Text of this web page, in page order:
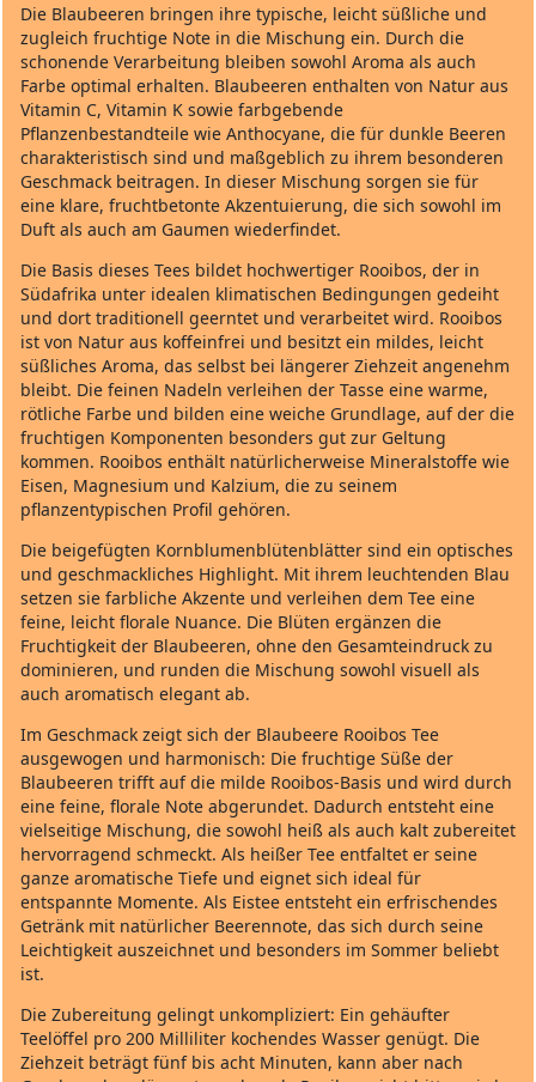
Die Blaubeeren bringen ihre typische, leicht süßliche und
zugleich fruchtige Note in die Mischung ein. Durch die
schonende Verarbeitung bleiben sowohl Aroma als auch
Farbe optimal erhalten. Blaubeeren enthalten von Natur aus
Vitamin C, Vitamin K sowie farbgebende
Pflanzenbestandteile wie Anthocyane, die für dunkle Beeren
charakteristisch sind und maßgeblich zu ihrem besonderen
Geschmack beitragen. In dieser Mischung sorgen sie für
eine klare, fruchtbetonte Akzentuierung, die sich sowohl im
Duft als auch am Gaumen wiederfindet.
Die Basis dieses Tees bildet hochwertiger Rooibos, der in
Südafrika unter idealen klimatischen Bedingungen gedeiht
und dort traditionell geerntet und verarbeitet wird. Rooibos
ist von Natur aus koffeinfrei und besitzt ein mildes, leicht
süßliches Aroma, das selbst bei längerer Ziehzeit angenehm
bleibt. Die feinen Nadeln verleihen der Tasse eine warme,
rötliche Farbe und bilden eine weiche Grundlage, auf der die
fruchtigen Komponenten besonders gut zur Geltung
kommen. Rooibos enthält natürlicherweise Mineralstoffe wie
Eisen, Magnesium und Kalzium, die zu seinem
pflanzentypischen Profil gehören.
Die beigefügten Kornblumenblütenblätter sind ein optisches
und geschmackliches Highlight. Mit ihrem leuchtenden Blau
setzen sie farbliche Akzente und verleihen dem Tee eine
feine, leicht florale Nuance. Die Blüten ergänzen die
Fruchtigkeit der Blaubeeren, ohne den Gesamteindruck zu
dominieren, und runden die Mischung sowohl visuell als
auch aromatisch elegant ab.
Im Geschmack zeigt sich der Blaubeere Rooibos Tee
ausgewogen und harmonisch: Die fruchtige Süße der
Blaubeeren trifft auf die milde Rooibos‑Basis und wird durch
eine feine, florale Note abgerundet. Dadurch entsteht eine
vielseitige Mischung, die sowohl heiß als auch kalt zubereitet
hervorragend schmeckt. Als heißer Tee entfaltet er seine
ganze aromatische Tiefe und eignet sich ideal für
entspannte Momente. Als Eistee entsteht ein erfrischendes
Getränk mit natürlicher Beerennote, das sich durch seine
Leichtigkeit auszeichnet und besonders im Sommer beliebt
ist.
Die Zubereitung gelingt unkompliziert: Ein gehäufter
Teelöffel pro 200 Milliliter kochendes Wasser genügt. Die
Ziehzeit beträgt fünf bis acht Minuten, kann aber nach